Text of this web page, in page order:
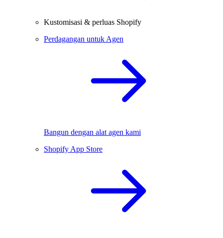
Kustomisasi & perluas Shopify
Perdagangan untuk Agen
Bangun dengan alat agen kami
Shopify App Store